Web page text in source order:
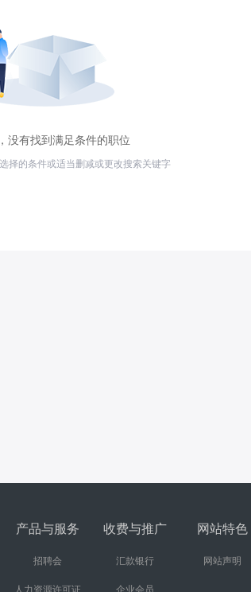
没有找到满足条件的职位
择的条件或适当删减或更改搜索关键字
产品与服务
招聘会
人力资源许可证
收费与推广
汇款银行
企业会员
网站特色
网站声明